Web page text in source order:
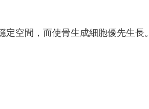
空間，而使骨生成細胞優先生長。